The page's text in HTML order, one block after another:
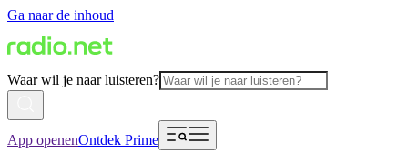
Ga naar de inhoud
Waar wil je naar luisteren?
App openenOntdek Prime